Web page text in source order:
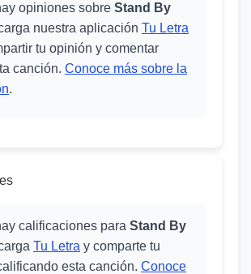
opiniones sobre Stand By
nuestra aplicación Tu Letra
tu opinión y comentar
canción. Conoce más sobre la
.
calificaciones para Stand By
Tu Letra y comparte tu
esta canción. Conoce